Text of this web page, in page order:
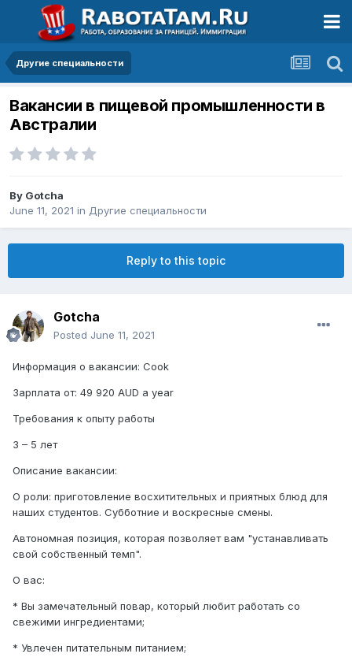
Другие специальности
Вакансии в пищевой промышленности в
Австралии
By Gotcha
June 11, 2021 in Другие специальности
Reply to this topic
Gotcha
Posted June 11, 2021
Информация о вакансии: Cook
Зарплата от: 49 920 AUD a year
Требования к опыту работы
3 – 5 лет
Описание вакансии:
О роли: приготовление восхитительных и приятных блюд для
наших студентов. Субботние и воскресные смены.
Автономная позиция, которая позволяет вам "устанавливать
свой собственный темп".
О вас:
* Вы замечательный повар, который любит работать со
свежими ингредиентами;
* Увлечен питательным питанием;